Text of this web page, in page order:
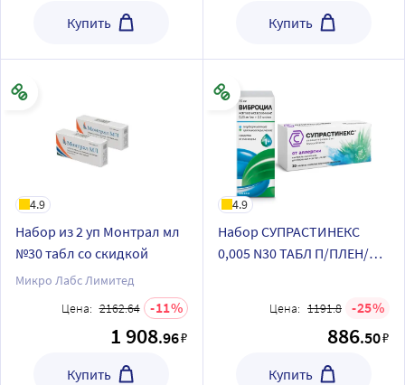
Купить Купить
4.9
Набор из 2 уп Монтрал мл
№30 табл со скидкой
Микро Лабс Лимитед
Цена: 2162.64 11
1 908.96₽
Купить
4.9
Набор СУПРАСТИНЕКС
0,005 N30 ТАБЛ П/ПЛЕН/
(95 доз) флакон спрей
назальный дозиров
Цена: 1191.8 25
886.50₽
Купить